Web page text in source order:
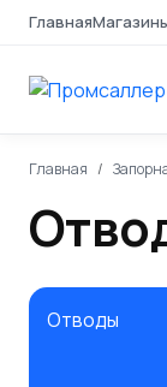
Главная
Главная
Отводы